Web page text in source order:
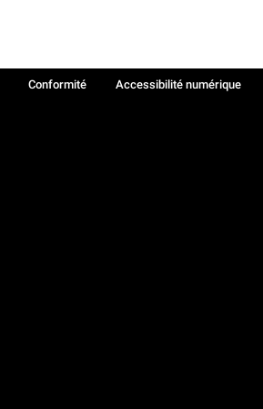
Conformité
Accessibilité numérique